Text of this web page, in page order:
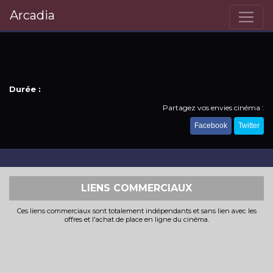
Arcadia
Durée :
Partagez vos envies cinéma :
Facebook Twitter
LIENS COMMERCIAUX
Ces liens commerciaux sont totalement indépendants et sans lien avec les
offres et l'achat de place en ligne du cinéma.